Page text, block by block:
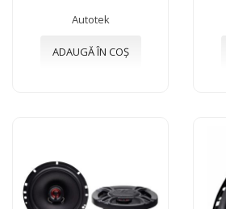
Autotek
ADAUGĂ ÎN COȘ